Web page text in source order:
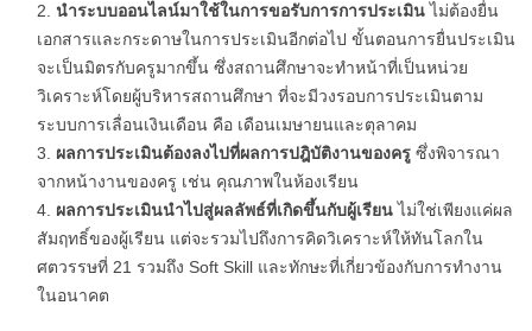
นำระบบออนไลน์มาใช้ในการขอรับการการประเมินไม่ต้องยื่น
เอกสารและกระดาษในการประเมินอีกต่อไป ขั้นตอนการยื่นประเมิน
จะเป็นมิตรกับครูมากขึ้น ซึ่งสถานศึกษาจะทำหน้าที่เป็นหน่วย
วิเคราะห์โดยผู้บริหารสถานศึกษา ที่จะมีวงรอบการประเมินตาม
ระบบการเลื่อนเงินเดือน คือ เดือนเมษายนและตุลาคม
ผลการประเมินต้องลงไปที่ผลการปฎิบัติงานของครู ซึ่งพิจารณา
จากหน้างานของครู เช่น คุณภาพในห้องเรียน
ผลการประเมินนำไปสู่ผลลัพธ์ที่เกิดขึ้นกับผู้เรียนไม่ใช่เพียงแค่ผล
สัมฤทธิ์ของผู้เรียน แต่จะรวมไปถึงการคิดวิเคราะห์ให้ทันโลกใน
ศตวรรษที่ 21 รวมถึง Soft Skill และทักษะที่เกี่ยวข้องกับการทำงาน
ในอนาคต